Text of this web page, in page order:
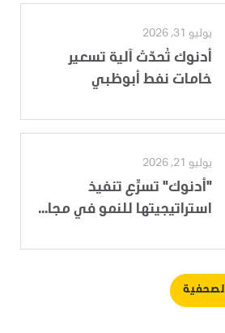
يوليو 31, 2026
أدنوك تُحدّث آلية تسعير
خامات نفط أبوظبي
يوليو 21, 2026
"أدنوك" تسرِّع تنفيذ
استراتيجيتها للنمو في مجا...